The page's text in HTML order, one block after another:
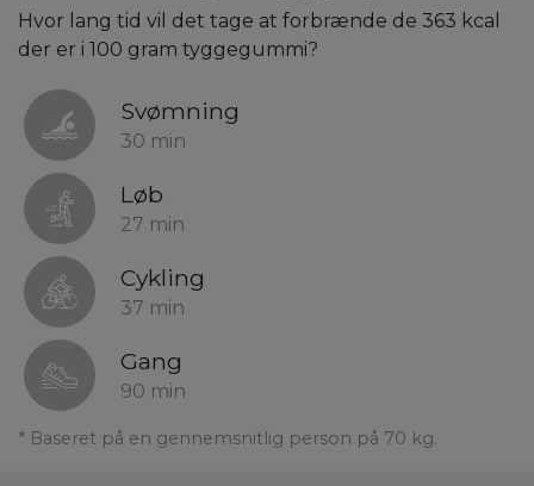
Hvor lang tid vil det tage at forbrænde de 363 kcal
der er i 100 gram tyggegummi?
Svømning
30 min
Løb
27 min
Cykling
37 min
Gang
90 min
* Baseret på en gennemsnitlig person på 70 kg.